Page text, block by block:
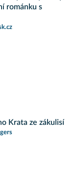
románku s
Krata ze zákulisí